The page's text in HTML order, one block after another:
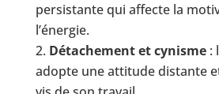
persistante qui affecte la
l’énergie.
Détachement et cynisme:
adopte une attitude distante